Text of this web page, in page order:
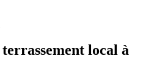
terrassement local à